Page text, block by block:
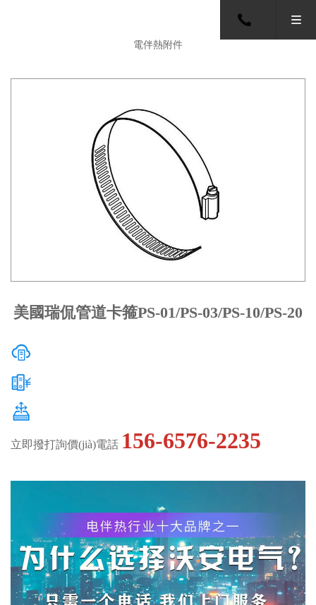
電伴熱附件
美國瑞侃管道卡箍PS-01/PS-03/PS-10/PS-20
立即撥打詢價(jià)電話 156-6576-2235